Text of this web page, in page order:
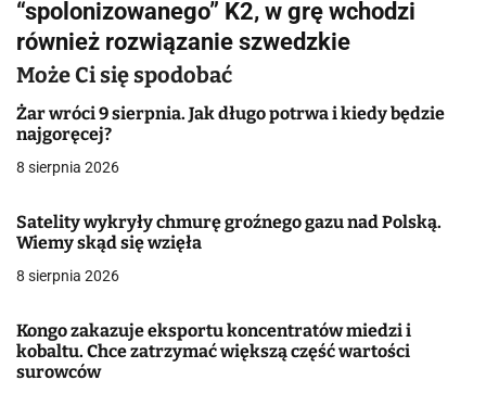
a
c
j
a
w
p
s
u
“spolonizowanego” K2, w grę wchodzi
również rozwiązanie szwedzkie
Może Ci się spodobać
Żar wróci 9 sierpnia. Jak długo potrwa i kiedy będzie
najgoręcej?
8 sierpnia 2026
Satelity wykryły chmurę groźnego gazu nad Polską.
Wiemy skąd się wzięła
8 sierpnia 2026
Kongo zakazuje eksportu koncentratów miedzi i
kobaltu. Chce zatrzymać większą część wartości
surowców